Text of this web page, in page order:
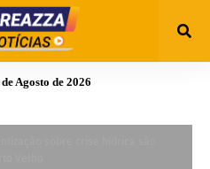
Agosto de 2026